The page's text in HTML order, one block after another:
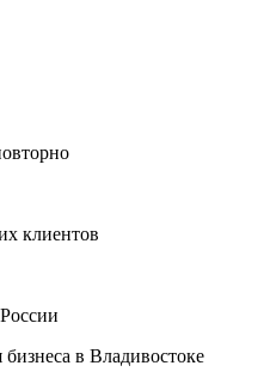
клиентов
в Владивостоке